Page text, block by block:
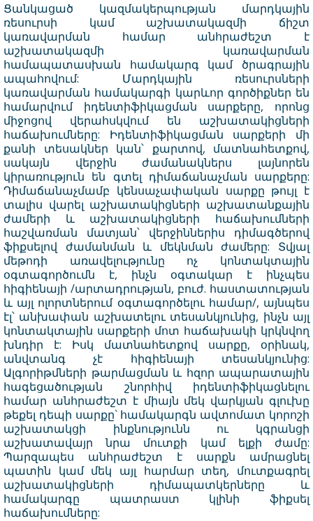
Ցանկացած կազմակերպության մարդկային
ռեսուրսի կամ աշխատակազմի ճիշտ
կառավարման համար անհրաժեշտ է
աշխատակազմի կառավարման
համապատասխան համակարգ կամ ծրագրային
ապահովում: Մարդկային ռեսուրսների
կառավարման համակարգի կարևոր գործիքներ են
համարվում իդենտիֆիկացման սարքերը, որոնց
միջոցով վերահսկվում են աշխատակիցների
հաճախումները: Իդենտիֆիկացման սարքերի մի
քանի տեսակներ կան՝ քարտով, մատնահետքով,
սակայն վերջին ժամանակներս լայնորեն
կիրառություն են գտել դիմաճանաչման սարքերը:
Դիմաճանաչմամբ կենսաչափական սարքը թույլ է
տալիս վարել աշխատակիցների աշխատանքային
ժամերի և աշխատակիցների հաճախումների
հաշվառման մատյան՝ վերջիններիս դիմագծերով
ֆիքսելով ժամանման և մեկնման ժամերը: Տվյալ
մեթոդի առավելությունը ոչ կոնտակտային
օգտագործումն է, ինչն օգտակար է ինչպես
հիգիենայի /արտադրության, բուժ. հաստատության
և այլ ոլորտներում օգտագործելու համար/, այնպես
էլ՝ անխափան աշխատելու տեսանկյունից, ինչն այլ
կոնտակտային սարքերի մոտ հաճախակի կրկնվող
խնդիր է: Իսկ մատնահետքով սարքը, օրինակ,
անվտանգ չէ հիգիենայի տեսանկյունից:
Ալգորիթմների թարմացման և հզոր ապարատային
հագեցածության շնորհիվ իդենտիֆիկացնելու
համար անհրաժեշտ է միայն մեկ վարկյան գլուխը
թեքել դեպի սարքը` համակարգն ավտոմատ կորոշի
աշխատակցի ինքնությունն ու կգրանցի
աշխատավայր նրա մուտքի կամ ելքի ժամը:
Պարզապես անհրաժեշտ է սարքն ամրացնել
պատին կամ մեկ այլ հարմար տեղ, մուտքագրել
աշխատակիցների դիմապատկերները և
համակարգը պատրաստ կլինի ֆիքսել
հաճախումները: